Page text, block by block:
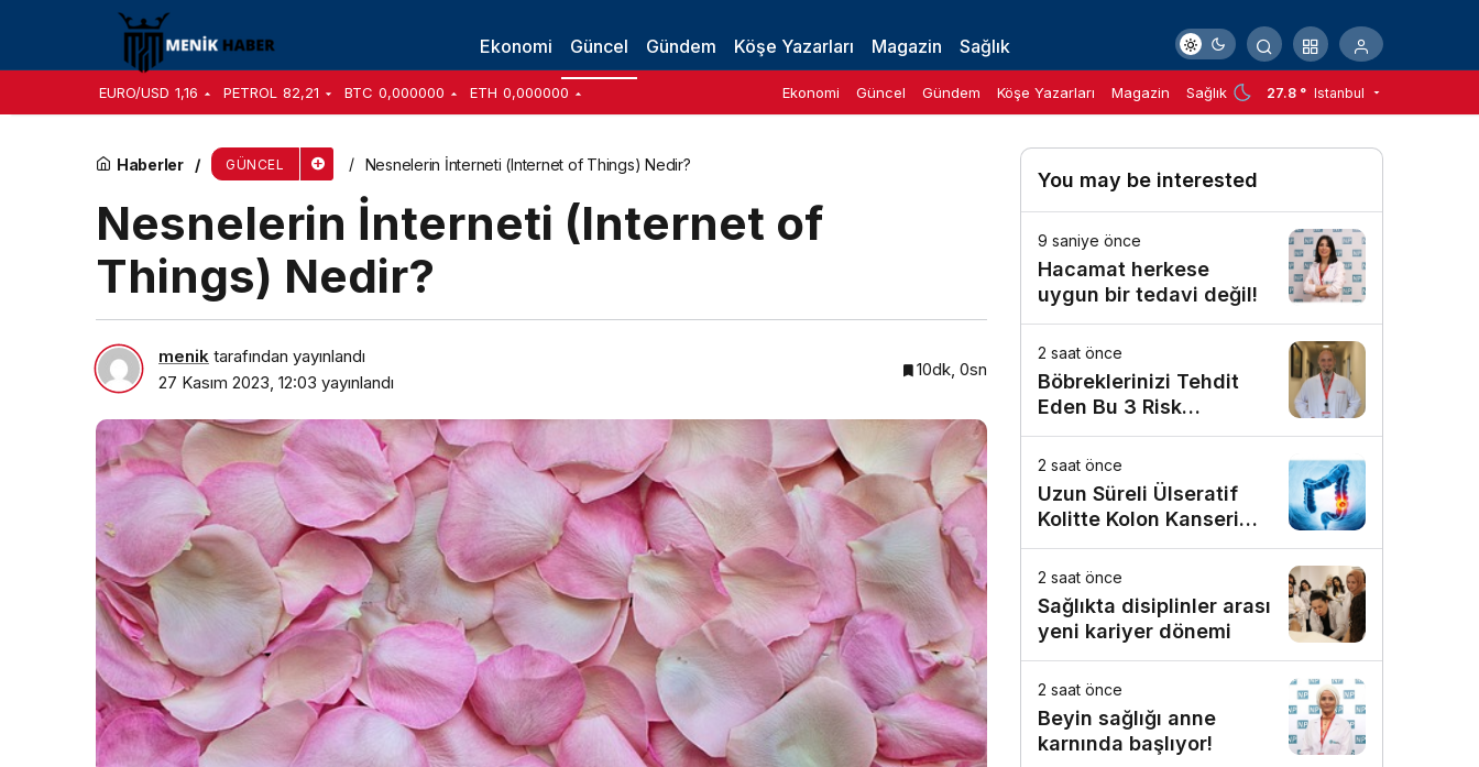
Ekonomi Güncel Gündem Köşe Yazarları Magazin Sağlık
EURO/USD 1,16 PETROL 82,21 BTC 0,000000 ETH 0,000000 Ekonomi Güncel Gündem Köşe Yazarları Magazin Sağlık 27.8 ° Istanbul
Haberler GÜNCEL Nesnelerin İnterneti (Internet of Things) Nedir?
Nesnelerin İnterneti (Internet of
Things) Nedir?
menik tarafından yayınlandı
27 Kasım 2023, 12:03 yayınlandı
10dk, 0sn
Nesnelerin İnterneti (Internet of Things) Nedir?
You may be interested
9 saniye önce
Hacamat herkese
uygun bir tedavi değil!
2 saat önce
Böbreklerinizi Tehdit
Eden Bu 3 Risk
Faktörüne Dikkat!
2 saat önce
Uzun Süreli Ülseratif
Kolitte Kolon Kanseri
Riski Artıyor mu?
2 saat önce
Sağlıkta disiplinler arası
yeni kariyer dönemi
2 saat önce
Beyin sağlığı anne
karnında başlıyor!